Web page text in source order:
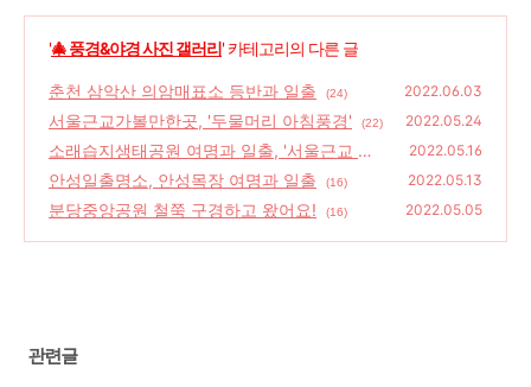
'🎄 풍경&야경 사진 갤러리' 카테고리의 다른 글
춘천 삼악산 의암매표소 등반과 일출 (24) 2022.06.03
서울근교가볼만한곳, '두물머리 아침풍경' (22) 2022.05.24
소래습지생태공원 여명과 일출, '서울근교 일
출명소'
(14)
2022.05.16
안성일출명소, 안성목장 여명과 일출 (16) 2022.05.13
분당중앙공원 철쭉 구경하고 왔어요! (16) 2022.05.05
관련글